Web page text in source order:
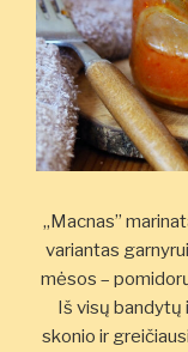
„Macnas”
variantas
mėsos –
Iš visų bandytų
skonio ir